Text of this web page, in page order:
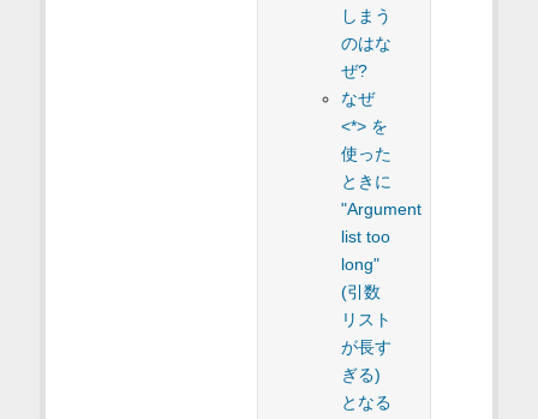
しまう
のはな
ぜ?
なぜ
<*> を
使った
ときに
"Argument
list too
long"
(引数
リスト
が長す
ぎる)
となる